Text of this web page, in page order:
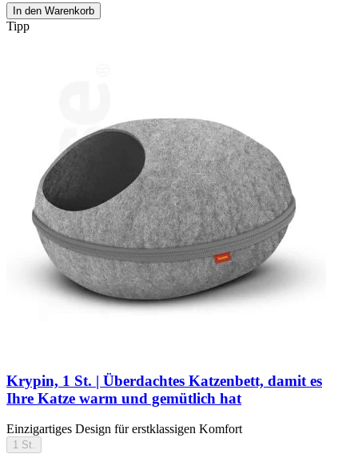
In den Warenkorb
Tipp
Krypin, 1 St. | Überdachtes Katzenbett, damit es
Ihre Katze warm und gemütlich hat
Einzigartiges Design für erstklassigen Komfort
1 St.